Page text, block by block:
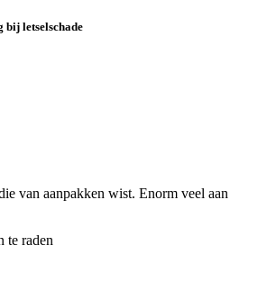
bij letselschade
van aanpakken wist. Enorm veel aan
te raden